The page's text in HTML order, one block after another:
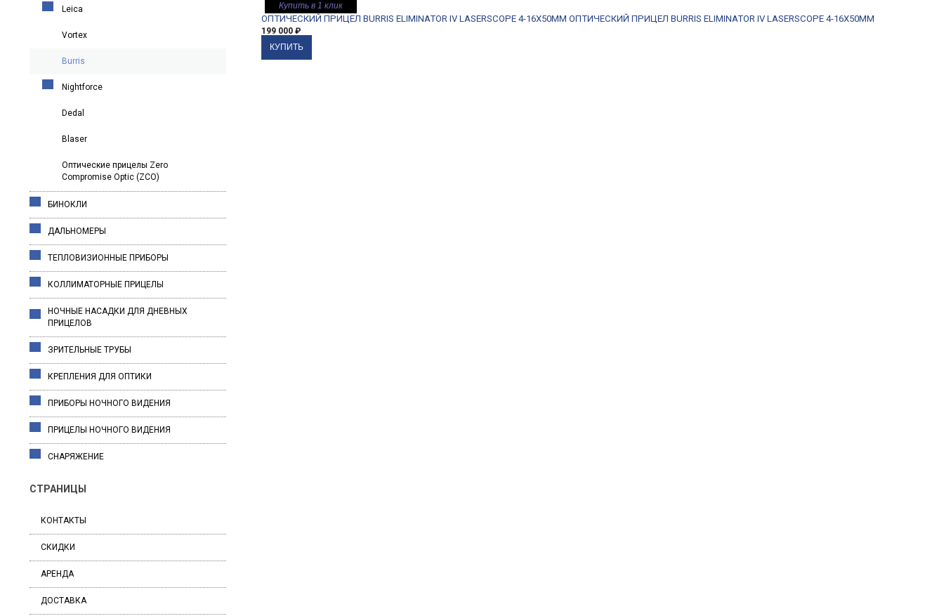
Leica
Vortex
Burris
Nightforce
Dedal
Blaser
Оптические прицелы Zero
Compromise Optic (ZCO)
БИНОКЛИ
ДАЛЬНОМЕРЫ
ТЕПЛОВИЗИОННЫЕ ПРИБОРЫ
КОЛЛИМАТОРНЫЕ ПРИЦЕЛЫ
НОЧНЫЕ НАСАДКИ ДЛЯ ДНЕВНЫХ
ПРИЦЕЛОВ
ЗРИТЕЛЬНЫЕ ТРУБЫ
КРЕПЛЕНИЯ ДЛЯ ОПТИКИ
ПРИБОРЫ НОЧНОГО ВИДЕНИЯ
ПРИЦЕЛЫ НОЧНОГО ВИДЕНИЯ
СНАРЯЖЕНИЕ
СТРАНИЦЫ
КОНТАКТЫ
СКИДКИ
АРЕНДА
ДОСТАВКА
Купить в 1 клик
ОПТИЧЕСКИЙ ПРИЦЕЛ BURRIS ELIMINATOR IV LASERSCOPE 4-16X50MM ОПТИЧЕСКИЙ ПРИЦЕЛ BURRIS ELIMINATOR IV LASERSCOPE 4-16X50MM
199 000 ₽